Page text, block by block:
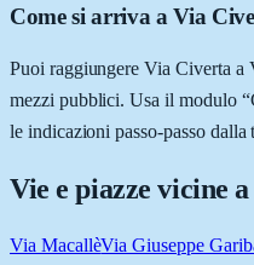
Come si arriva a Via
Puoi raggiungere Via Civerta
mezzi pubblici. Usa il modulo
le indicazioni passo-passo dalla
Vie e piazze vicine a
Via MacallèVia Giuseppe